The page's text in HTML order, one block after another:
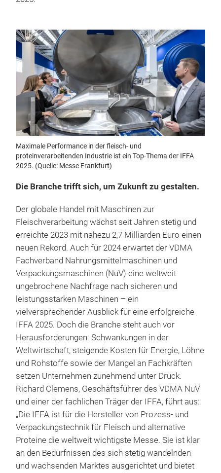
Maximale Performance in der fleisch- und
proteinverarbeitenden Industrie ist ein Top-Thema der IFFA
2025. (Quelle: Messe Frankfurt)
Die Branche trifft sich, um Zukunft zu gestalten.
Der globale Handel mit Maschinen zur
Fleischverarbeitung wächst seit Jahren stetig und
erreichte 2023 mit nahezu 2,7 Milliarden Euro einen
neuen Rekord. Auch für 2024 erwartet der VDMA
Fachverband Nahrungsmittelmaschinen und
Verpackungsmaschinen (NuV) eine weltweit
ungebrochene Nachfrage nach sicheren und
leistungsstarken Maschinen – ein
vielversprechender Ausblick für eine erfolgreiche
IFFA 2025. Doch die Branche steht auch vor
Herausforderungen: Schwankungen in der
Weltwirtschaft, steigende Kosten für Energie, Löhne
und Rohstoffe sowie der Mangel an Fachkräften
setzen Unternehmen zunehmend unter Druck.
Richard Clemens, Geschäftsführer des VDMA NuV
und einer der fachlichen Träger der IFFA, führt aus:
„Die IFFA ist für die Hersteller von Prozess- und
Verpackungstechnik für Fleisch und alternative
Proteine die weltweit wichtigste Messe. Sie ist klar
an den Bedürfnissen des sich stetig wandelnden
und wachsenden Marktes ausgerichtet und bietet